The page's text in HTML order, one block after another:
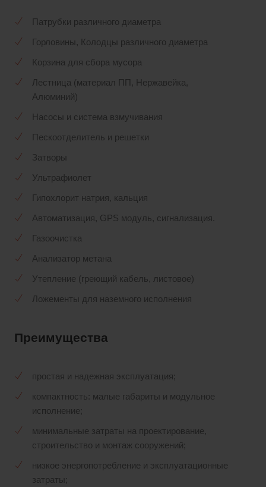
Патрубки различного диаметра
Горловины, Колодцы различного диаметра
Корзина для сбора мусора
Лестница (материал ПП, Нержавейка,
Алюминий)
Насосы и система взмучивания
Пескоотделитель и решетки
Затворы
Ультрафиолет
Гипохлорит натрия, кальция
Автоматизация, GPS модуль, сигнализация.
Газоочистка
Анализатор метана
Утепление (греющий кабель, листовое)
Ложементы для наземного исполнения
Преимущества
простая и надежная эксплуатация;
компактность: малые габариты и модульное
исполнение;
минимальные затраты на проектирование,
строительство и монтаж сооружений;
низкое энергопотребление и эксплуатационные
затраты;